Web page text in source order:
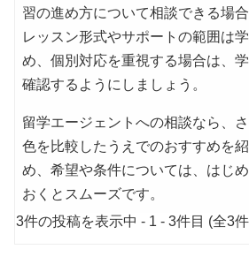
習の進め方について相談できる場合
レッスン形式やサポートの範囲は
め、個別対応を重視する場合は、
確認するようにしましょう。
留学エージェントへの相談なら、
色を比較したうえでのおすすめを
め、希望や条件については、はじ
おくとスムーズです。
3件の投稿を表示中 - 1 - 3件目 (全3